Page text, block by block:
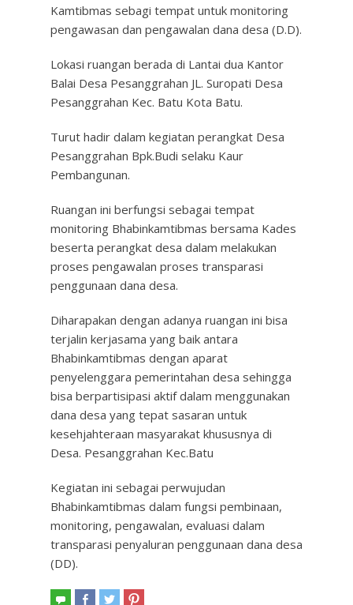
Kamtibmas sebagi tempat untuk monitoring
pengawasan dan pengawalan dana desa (D.D).
Lokasi ruangan berada di Lantai dua Kantor
Balai Desa Pesanggrahan JL. Suropati Desa
Pesanggrahan Kec. Batu Kota Batu.
Turut hadir dalam kegiatan perangkat Desa
Pesanggrahan Bpk.Budi selaku Kaur
Pembangunan.
Ruangan ini berfungsi sebagai tempat
monitoring Bhabinkamtibmas bersama Kades
beserta perangkat desa dalam melakukan
proses pengawalan proses transparasi
penggunaan dana desa.
Diharapakan dengan adanya ruangan ini bisa
terjalin kerjasama yang baik antara
Bhabinkamtibmas dengan aparat
penyelenggara pemerintahan desa sehingga
bisa berpartisipasi aktif dalam menggunakan
dana desa yang tepat sasaran untuk
kesehjahteraan masyarakat khususnya di
Desa. Pesanggrahan Kec.Batu
Kegiatan ini sebagai perwujudan
Bhabinkamtibmas dalam fungsi pembinaan,
monitoring, pengawalan, evaluasi dalam
transparasi penyaluran penggunaan dana desa
(DD).